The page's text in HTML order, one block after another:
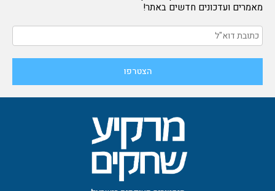
מאמרים ועדכונים חדשים באתר!